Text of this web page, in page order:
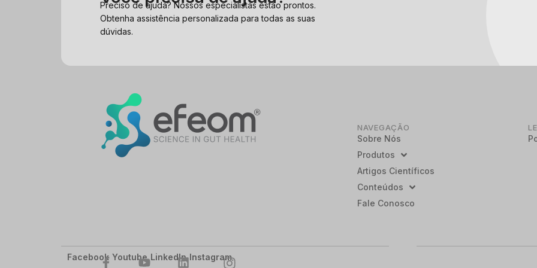
Preciso de ajuda? Nossos especialistas estão prontos.
Obtenha assistência personalizada para todas as suas
dúvidas.
NAVEGAÇÃO
Sobre Nós
Produtos
Artigos Científicos
Conteúdos
Fale Conosco
Facebook Youtube LinkedIn Instagram